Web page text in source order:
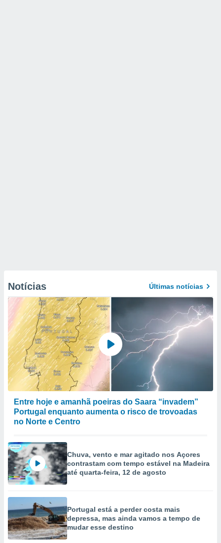
Notícias Últimas notícias
Entre hoje e amanhã poeiras do Saara “invadem”
Portugal enquanto aumenta o risco de trovoadas
no Norte e Centro
Chuva, vento e mar agitado nos Açores
contrastam com tempo estável na Madeira
até quarta-feira, 12 de agosto
Portugal está a perder costa mais
depressa, mas ainda vamos a tempo de
mudar esse destino